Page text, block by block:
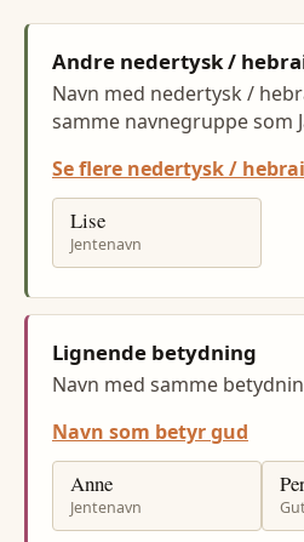
Andre nedertysk /
Navn med nedertysk /
samme navnegruppe som
Se flere nedertysk /
Lise
Jentenavn
Lignende betydning
Navn med samme
Navn som betyr gud
Anne
Jentenavn